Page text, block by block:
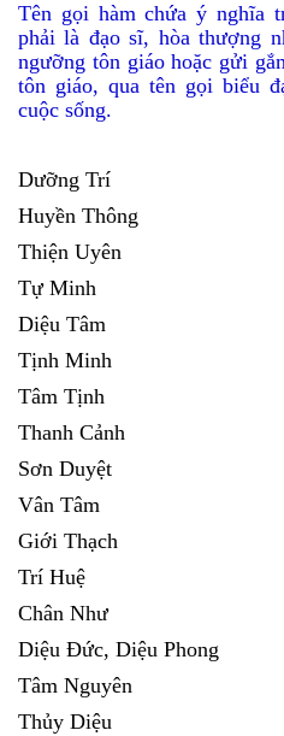
Tên gọi hàm chứa ý nghĩa
phải là đạo sĩ, hòa thượng
ngưỡng tôn giáo hoặc gửi
tôn giáo, qua tên gọi biểu
cuộc sống.
Dưỡng Trí
Huyền Thông
Thiện Uyên
Tự Minh
Diệu Tâm
Tịnh Minh
Tâm Tịnh
Thanh Cảnh
Sơn Duyệt
Vân Tâm
Giới Thạch
Trí Huệ
Chân Như
Diệu Đức, Diệu Phong
Tâm Nguyên
Thủy Diệu